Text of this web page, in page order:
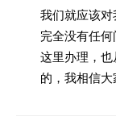
我们就应该
完全没有任
这里办理，
的，我相信